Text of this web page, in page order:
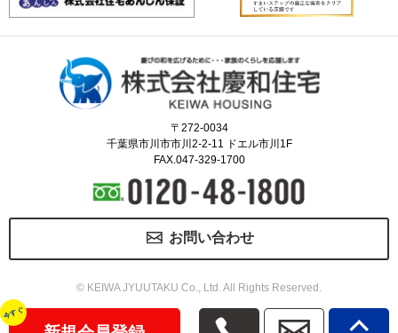
〒272-0034
千葉県市川市市川2-2-11 ドエル市川1F
FAX.047-329-1700
お問い合わせ
© KEIWA JYUUTAKU Co., Ltd. All Rights Reserved.
今すぐ